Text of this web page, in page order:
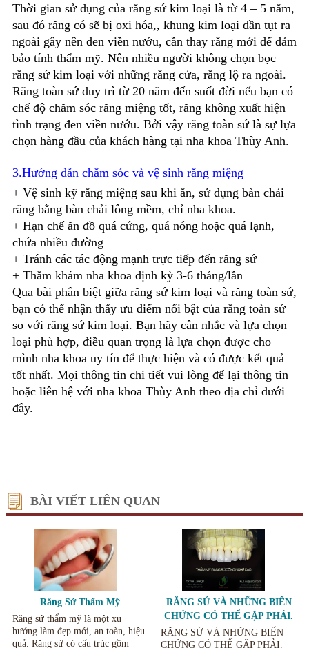
Thời gian sử dụng của răng sứ kim loại là từ 4 – 5 năm,
sau đó răng có sẽ bị oxi hóa,, khung kim loại dần tụt ra
ngoài gây nên đen viền nướu, cần thay răng mới để đảm
bảo tính thẩm mỹ. Nên nhiều người không chọn bọc
răng sứ kim loại với những răng cửa, răng lộ ra ngoài.
Răng toàn sứ duy trì từ 20 năm đến suốt đời nếu bạn có
chế độ chăm sóc răng miệng tốt, răng không xuất hiện
tình trạng đen viền nướu. Bởi vậy răng toàn sứ là sự lựa
chọn hàng đầu của khách hàng tại nha khoa Thùy Anh.
3.Hướng dẫn chăm sóc và vệ sinh răng miệng
+ Vệ sinh kỹ răng miệng sau khi ăn, sử dụng bàn chải
răng bằng bàn chải lông mềm, chỉ nha khoa.
+ Hạn chế ăn đồ quá cứng, quá nóng hoặc quá lạnh,
chứa nhiều đường
+ Tránh các tác động mạnh trực tiếp đến răng sứ
+ Thăm khám nha khoa định kỳ 3-6 tháng/lần
Qua bài phân biệt giữa răng sứ kim loại và răng toàn sứ,
bạn có thể nhận thấy ưu điểm nổi bật của răng toàn sứ
so với răng sứ kim loại. Bạn hãy cân nhắc và lựa chọn
loại phù hợp, điều quan trọng là lựa chọn được cho
mình nha khoa uy tín để thực hiện và có được kết quả
tốt nhất. Mọi thông tin chi tiết vui lòng để lại thông tin
hoặc liên hệ với nha khoa Thùy Anh theo địa chỉ dưới
đây.
BÀI VIẾT LIÊN QUAN
Răng Sứ Thẩm Mỹ
Răng sứ thẩm mỹ là một xu
hướng làm đẹp mới, an toàn, hiệu
quả. Răng sứ có cấu trúc gồm
RĂNG SỨ VÀ NHỮNG BIẾN
CHỨNG CÓ THỂ GẶP PHẢI.
RĂNG SỨ VÀ NHỮNG BIẾN
CHỨNG CÓ THỂ GẶP PHẢI.